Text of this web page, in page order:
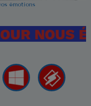
émotions
NOUS